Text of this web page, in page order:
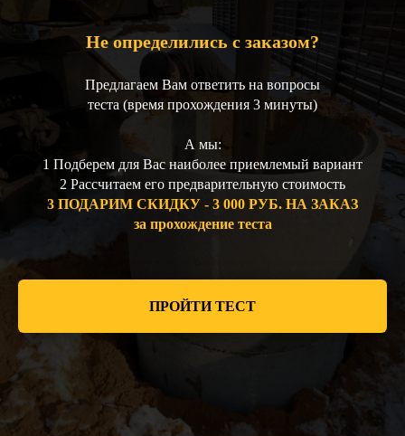
Не определились с заказом?
Предлагаем Вам ответить на вопросы
теста (время прохождения 3 минуты)
А мы:
1 Подберем для Вас наиболее приемлемый вариант
2 Рассчитаем его предварительную стоимость
3 ПОДАРИМ СКИДКУ - 3 000 РУБ. НА ЗАКАЗ
за прохождение теста
ПРОЙТИ ТЕСТ